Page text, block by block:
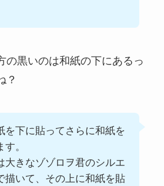
の黒いのは和紙の下にあるっ
？
を下に貼ってさらに和紙を
。
大きなゾゾロヲ君のシルエ
描いて、その上に和紙を貼